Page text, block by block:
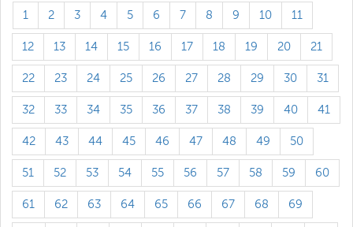
1 2 3 4 5 6 7 8 9 10 11
12 13 14 15 16 17 18 19 20 21
22 23 24 25 26 27 28 29 30 31
32 33 34 35 36 37 38 39 40 41
42 43 44 45 46 47 48 49 50
51 52 53 54 55 56 57 58 59 60
61 62 63 64 65 66 67 68 69